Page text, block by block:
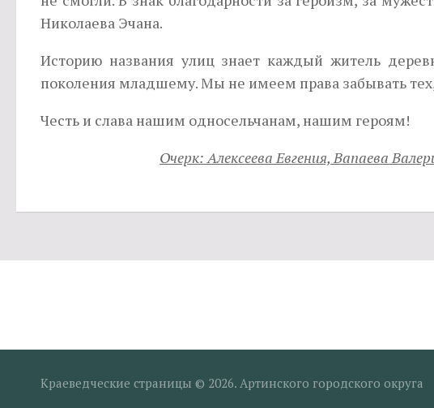
Николаева Эчана.
Историю названия улиц знает каждый житель
поколения младшему. Мы не имеем права забывать
Честь и слава нашим односельчанам, нашим героям!
Очерк: Алексеева Евгения, Вапаева
Краеведческие страницы © 2026. Артинского городского округа